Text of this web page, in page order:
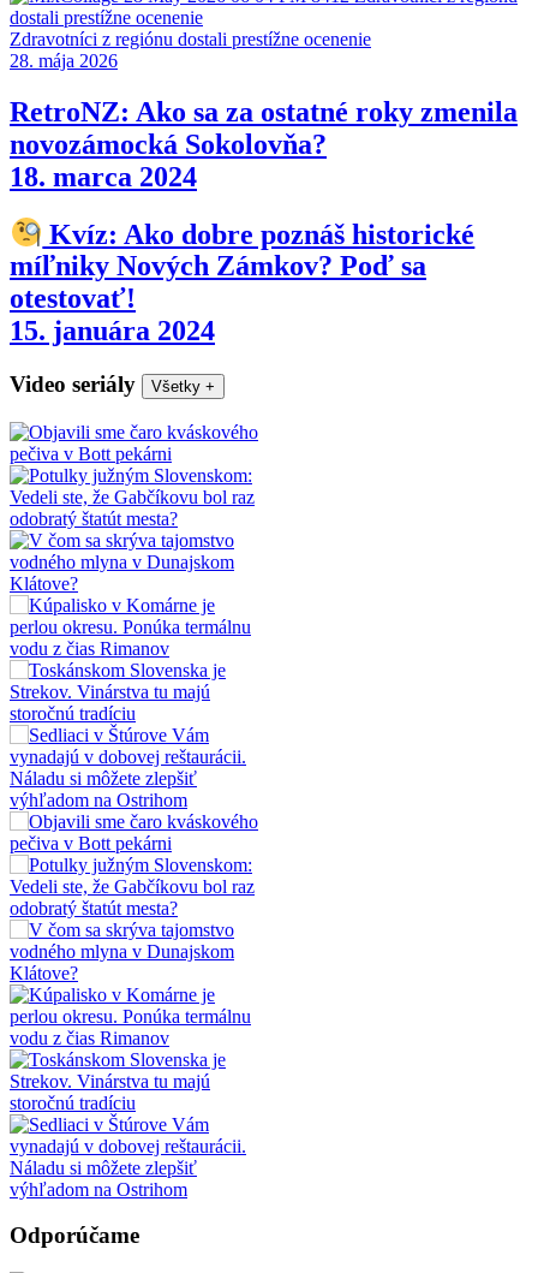
Zdravotníci z regiónu dostali prestížne ocenenie
28. mája 2026
RetroNZ: Ako sa za ostatné roky zmenila
novozámocká Sokolovňa?
18. marca 2024
Kvíz: Ako dobre poznáš historické
míľniky Nových Zámkov? Poď sa
otestovať!
15. januára 2024
Video seriály Všetky +
Odporúčame